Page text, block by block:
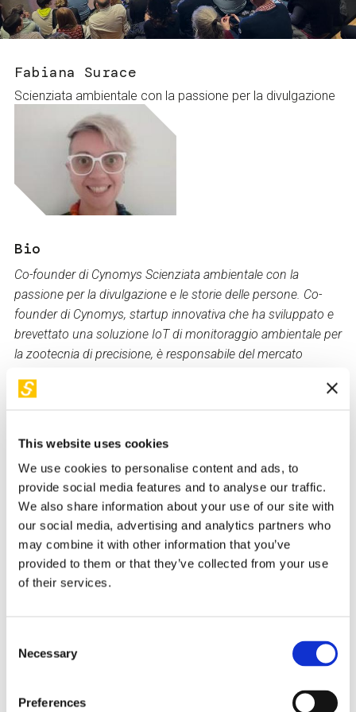
This website uses cookies
We use cookies to personalise content and ads, to
provide social media features and to analyse our traffic.
We also share information about your use of our site with
our social media, advertising and analytics partners who
may combine it with other information that you’ve
provided to them or that they’ve collected from your use
of their services.
Selection
Necessary
Preferences
Services and accessibility
Contact us
Tickets
Fabiana Surace
Scienziata ambientale con la passione per la divulgazione
Bio
Co-founder di Cynomys Scienziata ambientale con la
passione per la divulgazione e le storie delle persone. Co-
founder di Cynomys, startup innovativa che ha sviluppato e
brevettato una soluzione IoT di monitoraggio ambientale per
la zootecnia di precisione, è responsabile del mercato
consapevolezza attraverso i dati ambientali ai propri clienti e
perché dopo la tempesta c'è sempre il sereno.
Back to "I nostri relatori"
I suoi workshop in STEP